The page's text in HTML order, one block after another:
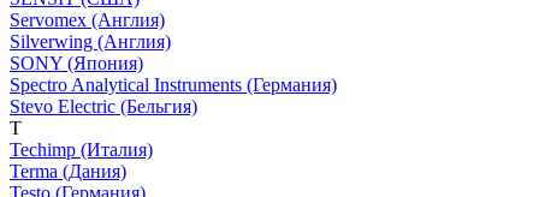
Servomex (Англия)
Silverwing (Англия)
SONY (Япония)
Spectro Analytical Instruments (Германия)
Stevo Electric (Бельгия)
T
Techimp (Италия)
Terma (Дания)
Testo (Германия)